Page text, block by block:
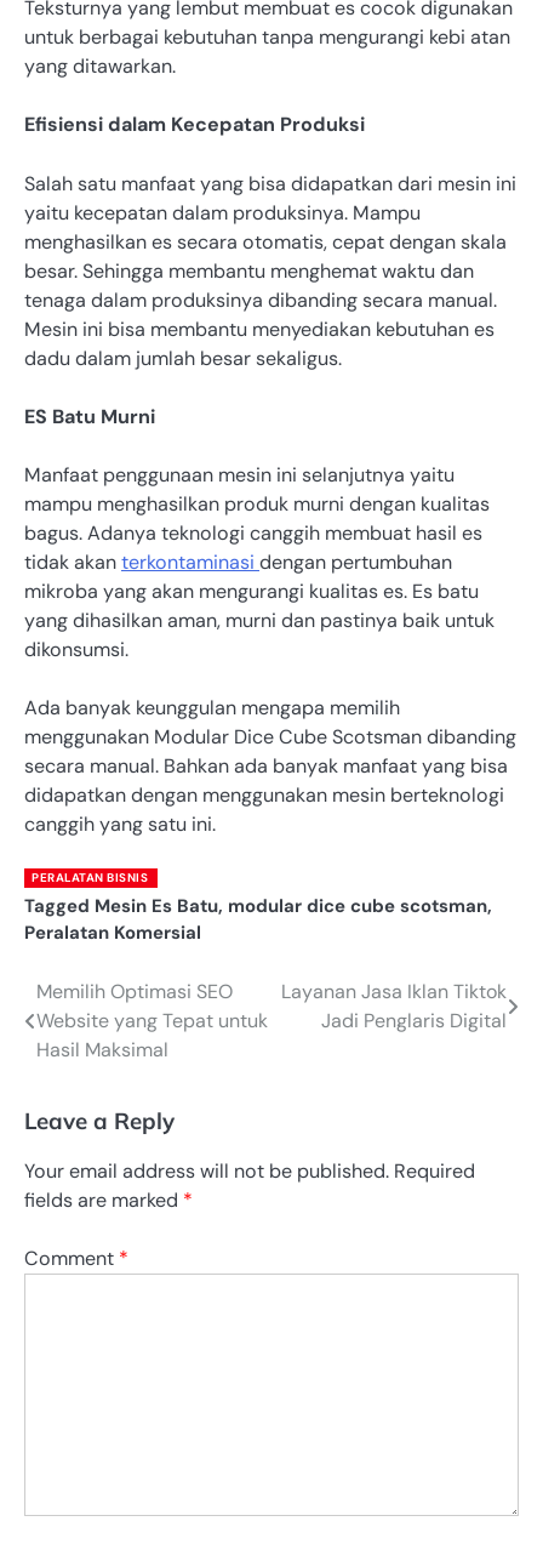
Teksturnya yang lembut membuat es cocok digunakan
untuk berbagai kebutuhan tanpa mengurangi kebi atan
yang ditawarkan.
Efisiensi dalam Kecepatan Produksi
Salah satu manfaat yang bisa didapatkan dari mesin ini
yaitu kecepatan dalam produksinya. Mampu
menghasilkan es secara otomatis, cepat dengan skala
besar. Sehingga membantu menghemat waktu dan
tenaga dalam produksinya dibanding secara manual.
Mesin ini bisa membantu menyediakan kebutuhan es
dadu dalam jumlah besar sekaligus.
ES Batu Murni
Manfaat penggunaan mesin ini selanjutnya yaitu
mampu menghasilkan produk murni dengan kualitas
bagus. Adanya teknologi canggih membuat hasil es
tidak akanterkontaminasi dengan pertumbuhan
mikroba yang akan mengurangi kualitas es. Es batu
yang dihasilkan aman, murni dan pastinya baik untuk
dikonsumsi.
Ada banyak keunggulan mengapa memilih
menggunakan Modular Dice Cube Scotsman dibanding
secara manual. Bahkan ada banyak manfaat yang bisa
didapatkan dengan menggunakan mesin berteknologi
canggih yang satu ini.
PERALATAN BISNIS
Tagged Mesin Es Batu, modular dice cube scotsman,
Peralatan Komersial
Post
navigation
Memilih Optimasi SEO
Website yang Tepat untuk
Hasil Maksimal
Layanan Jasa Iklan Tiktok
Jadi Penglaris Digital
Leave a Reply
Your email address will not be published. Required
fields are marked *
Comment *